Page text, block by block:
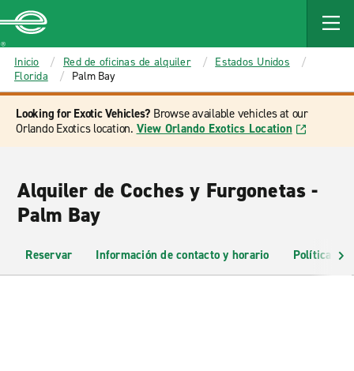
MAIN
CONTENT
Enterprise
Inicio Red de oficinas de alquiler
Estados Unidos
Florida
Palm Bay
Looking for Exotic Vehicles? Browse available vehicles at our
Orlando Exotics location. View Orlando Exotics Location
Alquiler de Coches y Furgonetas -
Palm Bay
Reservar Información de contacto y horario Políticas